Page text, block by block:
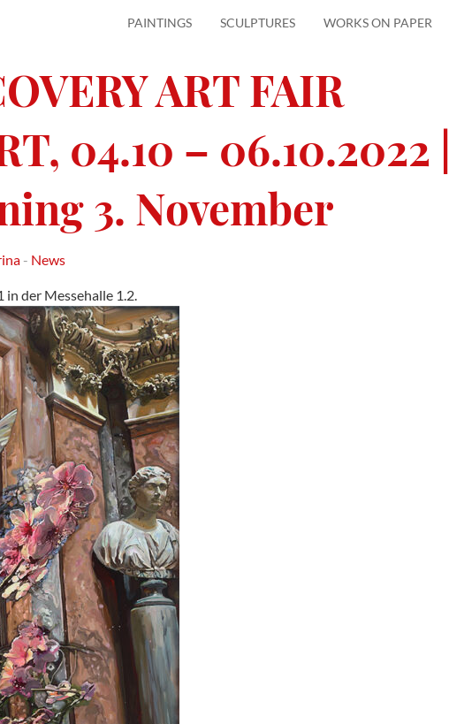
PAINTINGS SCULPTURES WORKS ON PAPER
ART FAIR
04.10 – 06.10.2022 |
3. November
- News
in der Messehalle 1.2.